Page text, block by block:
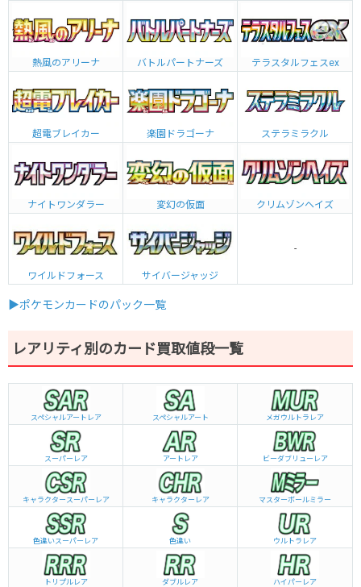
熱風のアリーナ バトルパートナーズ テラスタルフェスex
超電ブレイカー 楽園ドラゴーナ ステラミラクル
ナイトワンダラー 変幻の仮面 クリムゾンヘイズ
ワイルドフォース サイバージャッジ
-
▶ポケモンカードのパック一覧
レアリティ別のカード買取値段一覧
スペシャルアートレア スペシャルアート メガウルトラレア
スーパーレア アートレア ビーダブリュー レア
キャラクタースーパーレア キャラクターレア マスターボールミラー
色違いスーパーレア 色違い ウルトラレア
トリプルレア ダブルレア ハイパーレア